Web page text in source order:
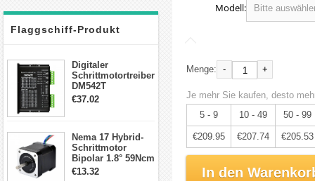
Flaggschiff-Produkt
Digitaler
Schrittmotortreiber
DM542T
Schrittmotor
Schrittmotor
€37.02
Nema 17 Hybrid-
Schrittmotor
Bipolar 1.8° 59Ncm
2A 4 Drähte mit 1m
€13.32
Modell:
Menge: - +
Je mehr Sie kaufen, desto
5 - 9
10 - 49 50 - 99
€209.95 €207.74 €205.53
In den